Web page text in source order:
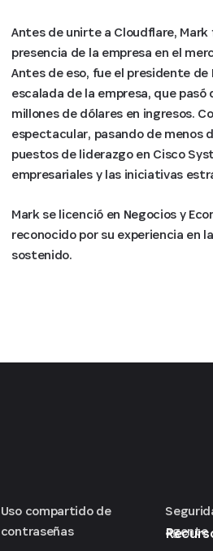
Antes de unirte a Cloudflare,
presencia de la empresa en el
Antes de eso, fue el presidente
escalada de la empresa, que
millones de dólares en ingresos.
espectacular, pasando de menos
puestos de liderazgo en Cisco
empresariales y las iniciativas
Mark se licenció en Negocios y
reconocido por su experiencia en
sostenido.
Uso compartido de
contraseñas
agente